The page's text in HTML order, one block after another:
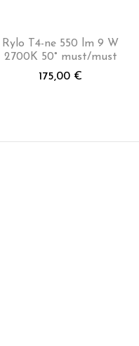
Rylo T4-ne 550 lm 9 W
2700K 50° must/must
175,00 €